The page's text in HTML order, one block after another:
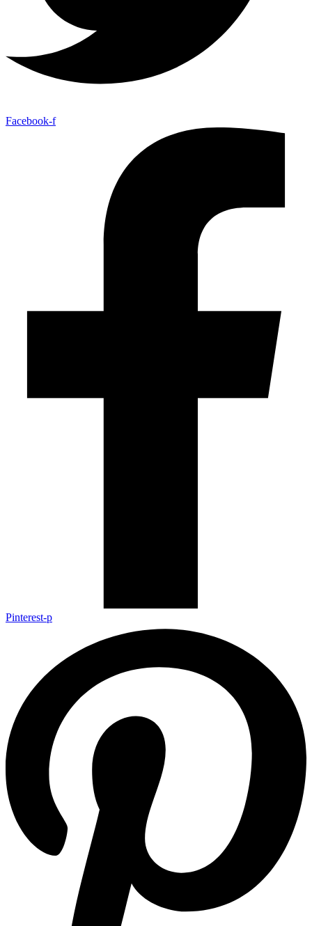
Facebook-f
Pinterest-p